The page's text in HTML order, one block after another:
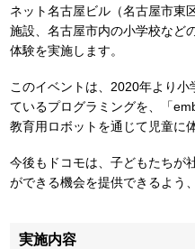
ネット名古屋ビル（名古屋市東
施設、名古屋市内の小学校など
体験を実施します。
このイベントは、2020年より
ているプログラミングを、「
教育用ロボットを通じて児童に
今後もドコモは、子どもたちが
ができる機会を提供できるよう
実施内容